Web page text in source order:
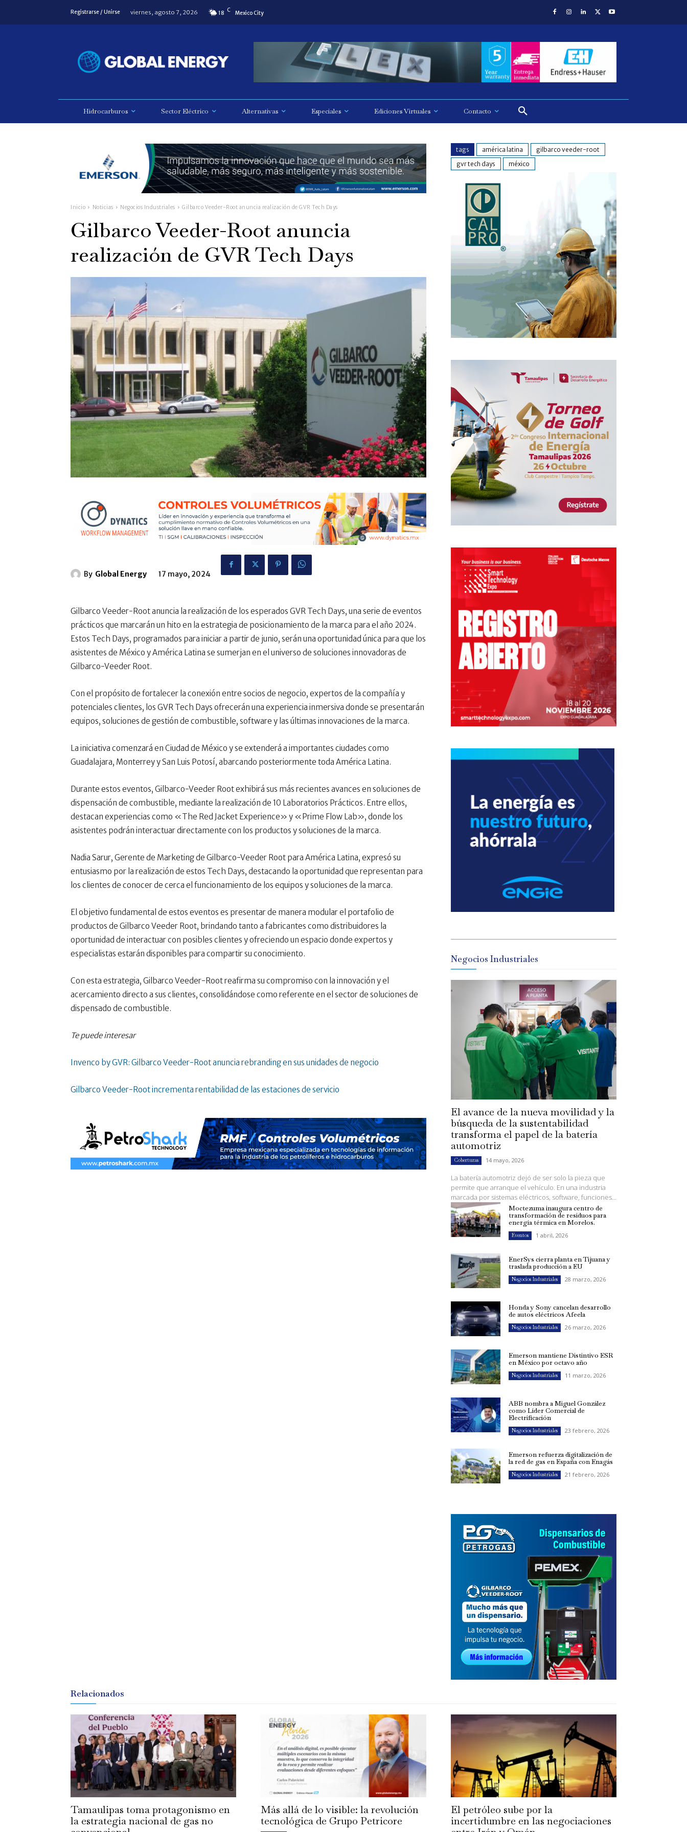
Registrarse / Unirse viernes, agosto 7, 2026 18 C Mexico City
Hidrocarburos Sector Eléctrico Alternativas Especiales Ediciones Virtuales Contacto
Inicio Noticias Negocios Industriales Gilbarco Veeder-Root anuncia realización de GVR Tech Days
Gilbarco Veeder-Root anuncia
realización de GVR Tech Days
By Global Energy 17 mayo, 2024
Gilbarco Veeder-Root anuncia la realización de los esperados GVR Tech Days, una serie de eventos
prácticos que marcarán un hito en la estrategia de posicionamiento de la marca para el año 2024.
Estos Tech Days, programados para iniciar a partir de junio, serán una oportunidad única para que los
asistentes de México y América Latina se sumerjan en el universo de soluciones innovadoras de
Gilbarco-Veeder Root.
Con el propósito de fortalecer la conexión entre socios de negocio, expertos de la compañía y
potenciales clientes, los GVR Tech Days ofrecerán una experiencia inmersiva donde se presentarán
equipos, soluciones de gestión de combustible, software y las últimas innovaciones de la marca.
La iniciativa comenzará en Ciudad de México y se extenderá a importantes ciudades como
Guadalajara, Monterrey y San Luis Potosí, abarcando posteriormente toda América Latina.
Durante estos eventos, Gilbarco-Veeder Root exhibirá sus más recientes avances en soluciones de
dispensación de combustible, mediante la realización de 10 Laboratorios Prácticos. Entre ellos,
destacan experiencias como «The Red Jacket Experience» y «Prime Flow Lab», donde los
asistentes podrán interactuar directamente con los productos y soluciones de la marca.
Nadia Sarur, Gerente de Marketing de Gilbarco-Veeder Root para América Latina, expresó su
entusiasmo por la realización de estos Tech Days, destacando la oportunidad que representan para
los clientes de conocer de cerca el funcionamiento de los equipos y soluciones de la marca.
El objetivo fundamental de estos eventos es presentar de manera modular el portafolio de
productos de Gilbarco Veeder Root, brindando tanto a fabricantes como distribuidores la
oportunidad de interactuar con posibles clientes y ofreciendo un espacio donde expertos y
especialistas estarán disponibles para compartir su conocimiento.
Con esta estrategia, Gilbarco Veeder-Root reafirma su compromiso con la innovación y el
acercamiento directo a sus clientes, consolidándose como referente en el sector de soluciones de
dispensado de combustible.
Te puede interesar
Invenco by GVR: Gilbarco Veeder-Root anuncia rebranding en sus unidades de negocio
Gilbarco Veeder-Root incrementa rentabilidad de las estaciones de servicio
tags américa latina
gilbarco veeder-root
gvr tech days
méxico
Negocios Industriales
El avance de la nueva movilidad y la
búsqueda de la sustentabilidad
transforma el papel de la batería
automotriz
Coberturas 14 mayo, 2026
La batería automotriz dejó de ser solo la pieza que
permite que arranque el vehículo. En una industria
marcada por sistemas eléctricos, software, funciones...
Moctezuma inaugura centro de
transformación de residuos para
energía térmica en Morelos.
Eventos 1 abril, 2026
EnerSys cierra planta en Tijuana y
traslada producción a EU
Negocios Industriales 28 marzo, 2026
Honda y Sony cancelan desarrollo
de autos eléctricos Afeela
Negocios Industriales 26 marzo, 2026
Emerson mantiene Distintivo ESR
en México por octavo año
Negocios Industriales 11 marzo, 2026
ABB nombra a Miguel González
como Líder Comercial de
Electrificación
Negocios Industriales 23 febrero, 2026
Emerson refuerza digitalización de
la red de gas en España con Enagás
Negocios Industriales 21 febrero, 2026
Relacionados
Tamaulipas toma protagonismo en
la estrategia nacional de gas no
Más allá de lo visible: la revolución
tecnológica de Grupo Petricore
El petróleo sube por la
incertidumbre en las negociaciones